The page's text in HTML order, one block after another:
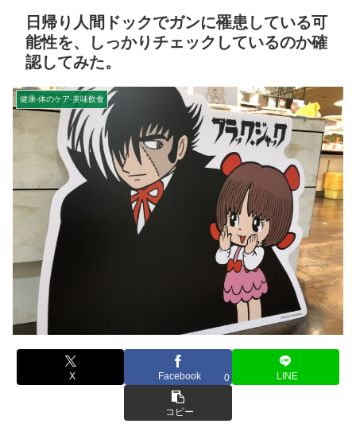
日帰り人間ドックでガンに罹患している可
能性を、しっかりチェックしているのか確
認してみた。
健康-体のケア-美味飲食
X Facebook 0 LINE
コピー